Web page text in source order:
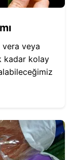
vera veya
kadar kolay